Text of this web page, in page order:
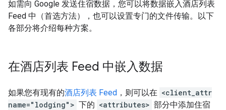
如需向 Google 发送住宿数据，您可以将数据嵌入酒店列表
Feed 中（首选方法），也可以设置专门的文件传输。以下
各部分将介绍每种方案。
在酒店列表 Feed 中嵌入数据
如果您有现有的酒店列表 Feed ，则可以在 <client_attr
name="lodging"> 下的 <attributes> 部分中添加住宿